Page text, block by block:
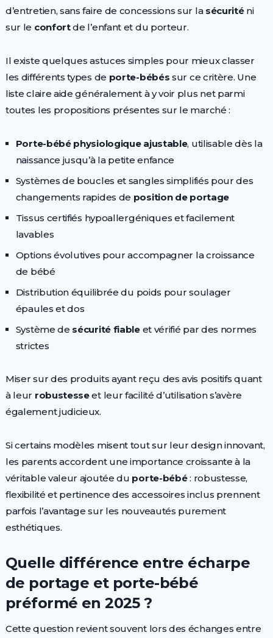
d’entretien, sans faire de concessions sur la sécuriténi
sur le confortde l’enfant et du porteur.
Il existe quelques astuces simples pour mieux classer
les différents types de porte-bébés sur ce critère. Une
liste claire aide généralement à y voir plus net parmi
toutes les propositions présentes sur le marché :
Porte-bébé physiologique ajustable, utilisable dès la
naissance jusqu’à la petite enfance
Systèmes de boucles et sangles simplifiés pour des
changements rapides de position de portage
Tissus certifiés hypoallergéniques et facilement
lavables
Options évolutives pour accompagner la croissance
de bébé
Distribution équilibrée du poids pour soulager
épaules et dos
Système de sécurité fiableet vérifié par des normes
strictes
Miser sur des produits ayant reçu des avis positifs quant
à leur robustesseet leur facilité d’utilisation s’avère
également judicieux.
Si certains modèles misent tout sur leur design innovant,
les parents accordent une importance croissante à la
véritable valeur ajoutée du porte-bébé: robustesse,
flexibilité et pertinence des accessoires inclus prennent
parfois l’avantage sur les nouveautés purement
esthétiques.
Quelle différence entre écharpe
de portage et porte-bébé
préformé en 2025 ?
Cette question revient souvent lors des échanges entre